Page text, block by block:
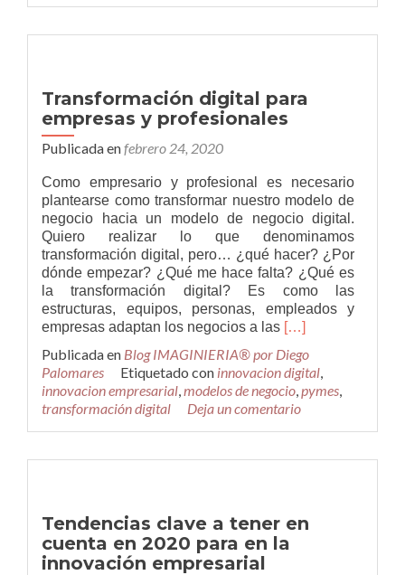
empresa
Transformación digital para
empresas y profesionales
Publicada enfebrero 24, 2020
Como empresario y profesional es necesario
plantearse como transformar nuestro modelo de
negocio hacia un modelo de negocio digital.
Quiero realizar lo que denominamos
transformación digital, pero… ¿qué hacer? ¿Por
dónde empezar? ¿Qué me hace falta? ¿Qué es
la transformación digital? Es como las
estructuras, equipos, personas, empleados y
empresas adaptan los negocios a las Leer
digital
para
empresas
y
profesionales
[…]
Publicada en Blog IMAGINIERIA® por Diego
Palomares
Etiquetado con innovacion digital,
innovacion empresarial,modelos de negocio,pymes,
transformación digital
Deja un comentario
Tendencias clave a tener en
cuenta en 2020 para en la
innovación empresarial